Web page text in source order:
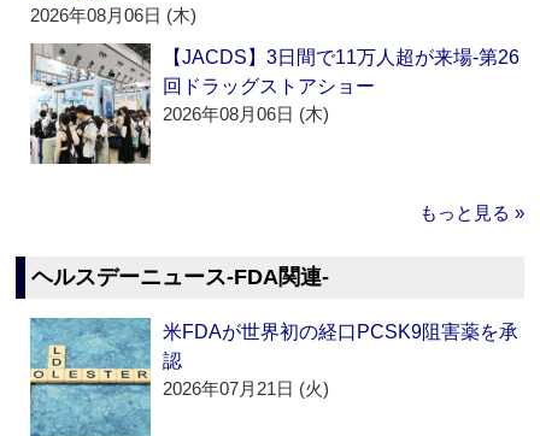
2026年08月06日 (木)
【JACDS】3日間で11万人超が来場‐第26
回ドラッグストアショー
2026年08月06日 (木)
もっと見る »
ヘルスデーニュース‐FDA関連‐
米FDAが世界初の経口PCSK9阻害薬を承
認
2026年07月21日 (火)